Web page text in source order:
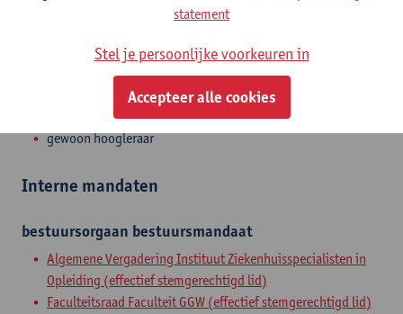
Statuut & functies
Zelfstandig academisch pers.
gewoon hoogleraar
Interne mandaten
bestuursorgaan bestuursmandaat
Algemene Vergadering Instituut Ziekenhuisspecialisten in
Opleiding (effectief stemgerechtigd lid)
Faculteitsraad Faculteit GGW (effectief stemgerechtigd lid)
statement
Stel je persoonlijke voorkeuren in
Accepteer alle cookies